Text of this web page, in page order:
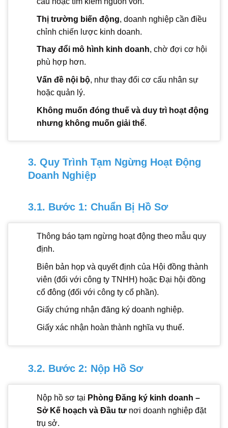
Thị trường biến động, doanh nghiệp cần điều
chỉnh chiến lược kinh doanh.
Thay đổi mô hình kinh doanh, chờ đợi cơ hội
phù hợp hơn.
Vấn đề nội bộ, như thay đổi cơ cấu nhân sự
hoặc quản lý.
Không muốn đóng thuế và duy trì hoạt động
nhưng không muốn giải thể.
3. Quy Trình Tạm Ngừng Hoạt Động
Doanh Nghiệp
3.1. Bước 1: Chuẩn Bị Hồ Sơ
Thông báo tạm ngừng hoạt động theo mẫu quy
định.
Biên bản họp và quyết định của Hội đồng thành
viên (đối với công ty TNHH) hoặc Đại hội đồng
cổ đông (đối với công ty cổ phần).
Giấy chứng nhận đăng ký doanh nghiệp.
Giấy xác nhận hoàn thành nghĩa vụ thuế.
3.2. Bước 2: Nộp Hồ Sơ
Nộp hồ sơ tại Phòng Đăng ký kinh doanh –
Sở Kế hoạch và Đầu tưnơi doanh nghiệp đặt
trụ sở.